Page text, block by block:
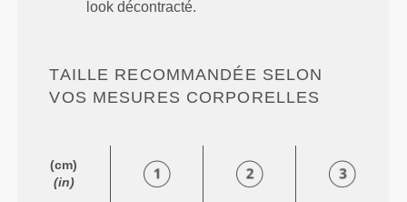
look décontracté.
TAILLE RECOMMANDÉE SELON
VOS MESURES CORPORELLES
(cm)
(in)